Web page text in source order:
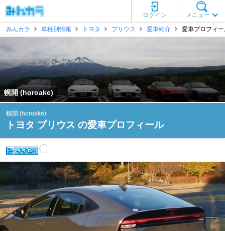
メニュー
ログイン
みんカラ
車種別情報 トヨタ プリウス 愛車紹介 愛車プロフィ
幌開 (horoake)
幌開 (horoake)
トヨタ プリウス の愛車プロフィール